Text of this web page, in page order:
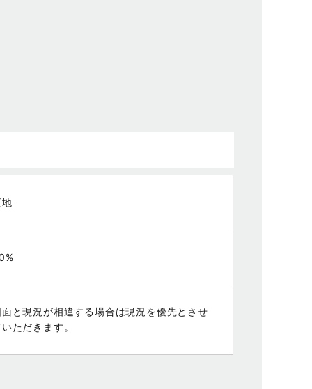
面と現況が相違する場合は現況を優先とさせ
ただきます。